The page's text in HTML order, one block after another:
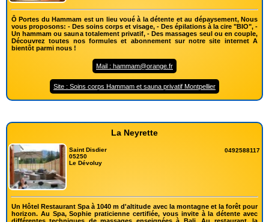
Ô Portes du Hammam est un lieu voué à la détente et au dépaysement, Nous
vous proposons: - Des soins corps et visage, - Des épilations à la cire "BIO", -
Un hammam ou sauna totalement privatif, - Des massages seul ou en couple,
Découvrez toutes nos formules et abonnement sur notre site internet A
bientôt parmi nous !
Mail : hammam@orange.fr
Site : Soins corps Hammam et sauna privatif Montpellier
La Neyrette
Saint Disdier
05250
Le Dévoluy
0492588117
Un Hôtel Restaurant Spa à 1040 m d'altitude avec la montagne et la forêt pour
horizon. Au Spa, Sophie praticienne certifiée, vous invite à la détente avec